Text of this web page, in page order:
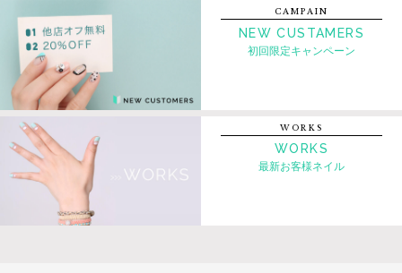
CAMPAIN
NEW CUSTAMERS
初回限定キャンペーン
WORKS
WORKS
最新お客様ネイル